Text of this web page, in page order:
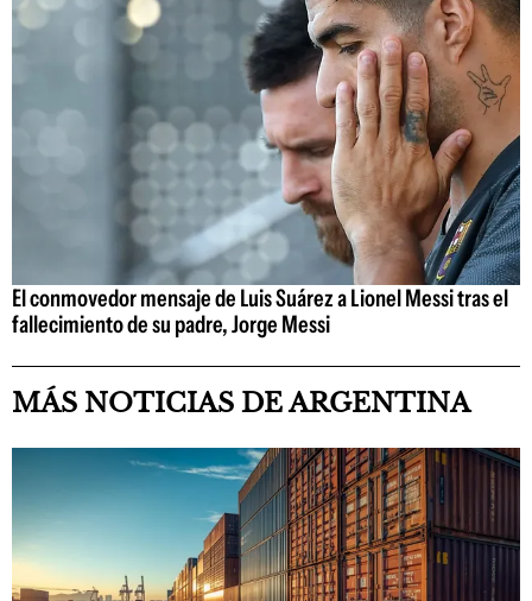
El conmovedor mensaje de Luis Suárez a Lionel Messi tras el
fallecimiento de su padre, Jorge Messi
MÁS NOTICIAS DE ARGENTINA